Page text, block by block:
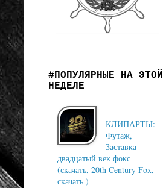
#ПОПУЛЯРНЫЕ НА ЭТОЙ
НЕДЕЛЕ
КЛИПАРТЫ:
Футаж,
Заставка
двадцатый век фокс
(скачать, 20th Century Fox,
скачать )